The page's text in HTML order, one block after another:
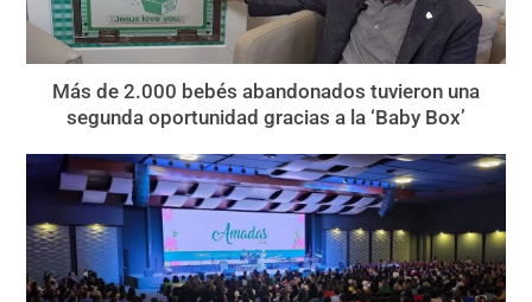
Más de 2.000 bebés abandonados tuvieron una
segunda oportunidad gracias a la ‘Baby Box’